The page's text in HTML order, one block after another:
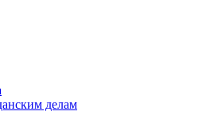
делам